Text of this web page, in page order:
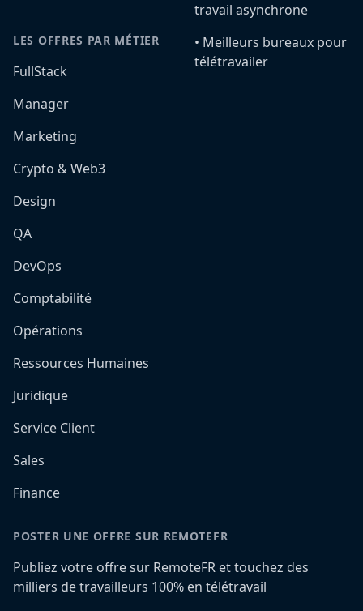
LES OFFRES PAR MÉTIER
FullStack
Manager
Marketing
Crypto & Web3
Design
QA
DevOps
Comptabilité
Opérations
Ressources Humaines
Juridique
Service Client
Sales
Finance
travail asynchrone
•️ Meilleurs bureaux pour
télétravailer
POSTER UNE OFFRE SUR REMOTEFR
Publiez votre offre sur RemoteFR et touchez des
milliers de travailleurs 100% en télétravail